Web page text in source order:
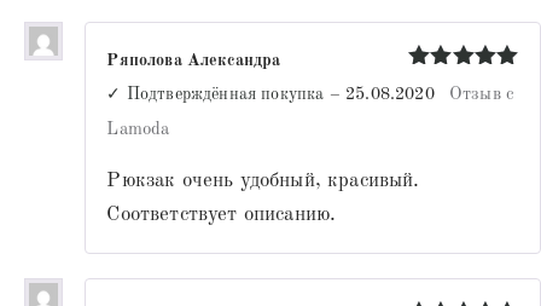
Оценка
из 5
Ряполова Александра
✓ Подтверждённая покупка – 25.08.2020
Отзыв с
Lamoda
Рюкзак очень удобный, красивый.
Соответствует описанию.